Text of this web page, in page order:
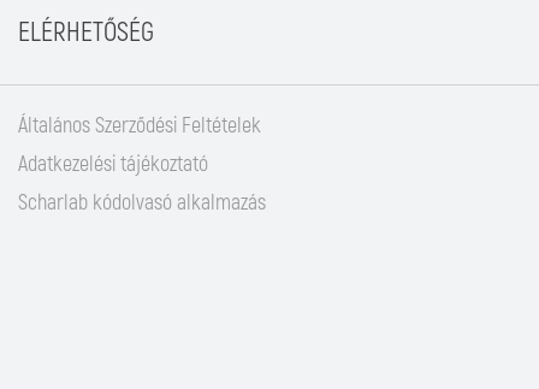
ELÉRHETŐSÉG
Általános Szerződési Feltételek
Adatkezelési tájékoztató
Scharlab kódolvasó alkalmazás